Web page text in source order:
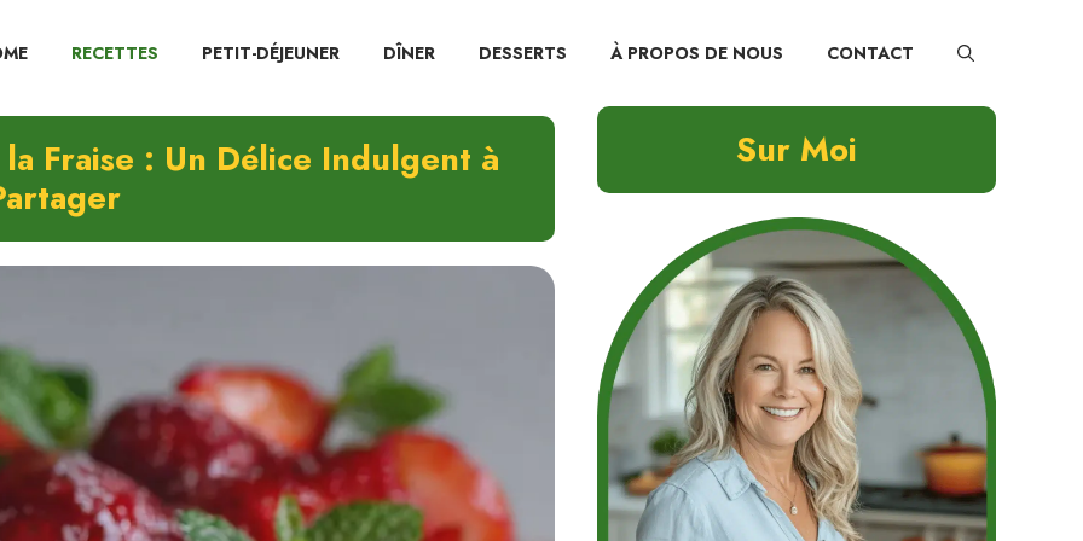
RECETTES PETIT-DÉJEUNER DÎNER DESSERTS À PROPOS DE NOUS CONTACT
Fraise : Un Délice Indulgent à
Sur Moi